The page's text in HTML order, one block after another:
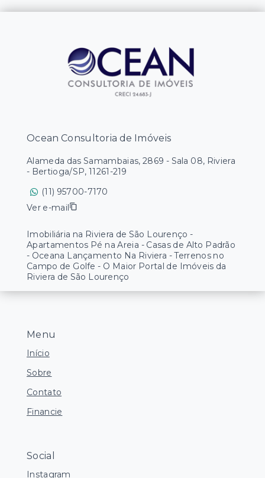
Menu
Início
Sobre
Contato
Financie
Social
Instagram
Ocean Consultoria de Imóveis
Alameda das Samambaias, 2869 - Sala 08, Riviera
- Bertioga/SP, 11261-219
(11) 95700-7170
Ver e-mail
Imobiliária na Riviera de São Lourenço -
Apartamentos Pé na Areia - Casas de Alto Padrão
- Oceana Lançamento Na Riviera - Terrenos no
Campo de Golfe - O Maior Portal de Imóveis da
Riviera de São Lourenço